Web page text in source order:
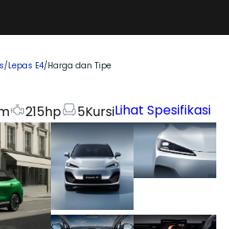
/Lepas E4/Harga dan Tipe
215hp 5KursiLihat Spesifikasi